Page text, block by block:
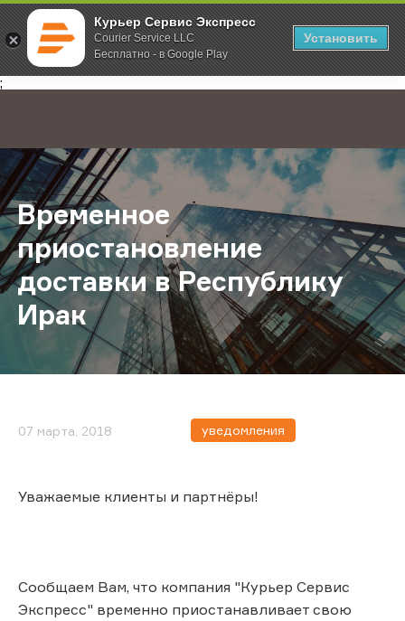
Курьер Сервис Экспресс
Courier Service LLC
Бесплатно - в Google Play
Установить
;
Главная О компании Новости Временное приостановление
Временное
приостановление
доставки в Республику
Ирак
07 марта, 2018 уведомления
Уважаемые клиенты и партнёры!
Сообщаем Вам, что компания "Курьер Сервис
Экспресс" временно приостанавливает свою